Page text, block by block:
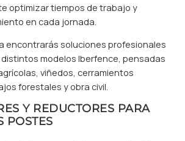
optimizar tiempos de trabajo y
en cada jornada.
encontrarás soluciones profesionales
modelos Iberfence, pensadas
viñedos, cerramientos
forestales y obra civil.
Y REDUCTORES PARA
POSTES